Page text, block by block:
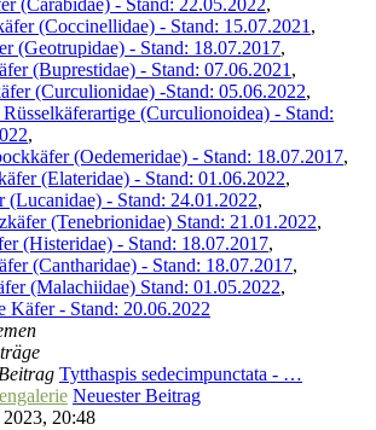
(Carabidae) - Stand: 22.05.2022,
(Coccinellidae) - Stand: 15.07.2021 ,
(Geotrupidae) - Stand: 18.07.2017,
(Buprestidae) - Stand: 07.06.2021 ,
(Curculionidae) -Stand: 05.06.2022,
(Curculionoidea) - Stand:
,
(Oedemeridae) - Stand: 18.07.2017,
(Elateridae) - Stand: 01.06.2022,
(Lucanidae) - Stand: 24.01.2022,
(Tenebrionidae) Stand: 21.01.2022,
(Histeridae) - Stand: 18.07.2017,
(Cantharidae) - Stand: 18.07.2017,
(Malachiidae) Stand: 01.05.2022,
Käfer - Stand: 20.06.2022
Tytthaspis sedecimpunctata - …
Neuester Beitrag
20:48